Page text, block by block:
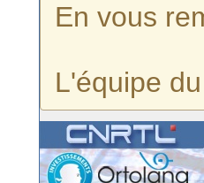
En vous
L'équipe